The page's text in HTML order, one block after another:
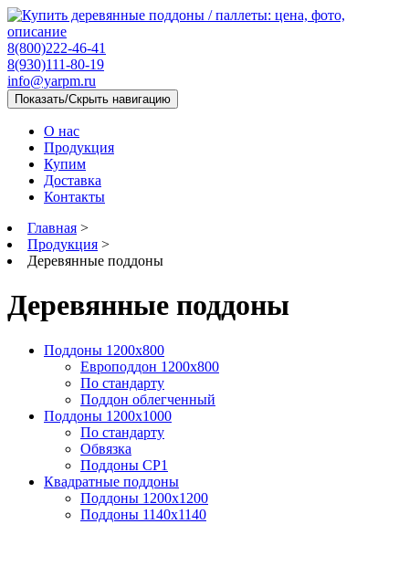
8(800)222-46-41
8(930)111-80-19
info@yarpm.ru
Показать/Скрыть навигацию
О нас
Продукция
Купим
Доставка
Контакты
Главная >
Продукция >
Деревянные поддоны
Деревянные поддоны
Поддоны 1200х800
Европоддон 1200x800
По стандарту
Поддон облегченный
Поддоны 1200x1000
По стандарту
Обвязка
Поддоны CP1
Квадратные поддоны
Поддоны 1200х1200
Поддоны 1140х1140